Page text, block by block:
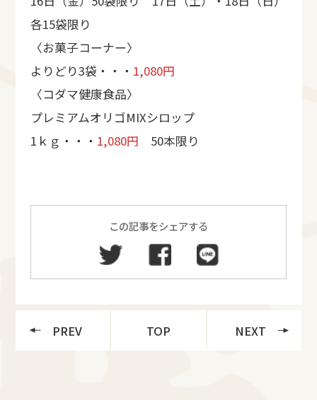
各15袋限り
〈お菓子コーナー〉
よりどり3袋・・・ 1,080円
〈コダマ健康食品〉
プレミアムオリゴMIXシロップ
1ｋｇ・・・ 1,080円 50本限り
この記事をシェアする
PREV TOP NEXT